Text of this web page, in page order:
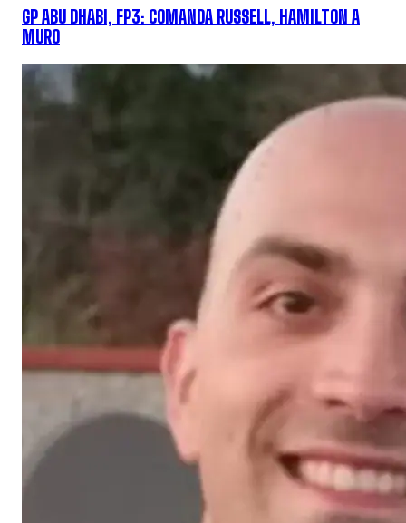
GP ABU DHABI, FP3: COMANDA RUSSELL, HAMILTON A
MURO